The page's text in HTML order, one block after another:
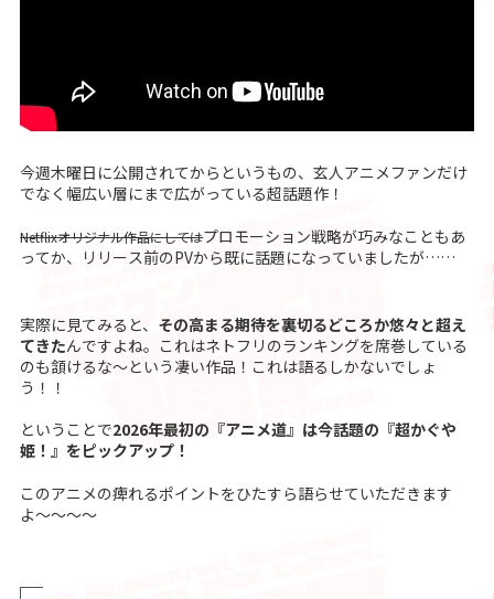
今週木曜日に公開されてからというもの、玄人アニメファンだけ
でなく幅広い層にまで広がっている超話題作！
Netflixオリジナル作品にしてはプロモーション戦略が巧みなこともあ
ってか、リリース前のPVから既に話題になっていましたが……
実際に見てみると、 その高まる期待を裏切るどころか悠々と超え
てきたんですよね。これはネトフリのランキングを席巻している
のも頷けるな〜という凄い作品！これは語るしかないでしょ
う！！
ということで2026年最初の『アニメ道』は今話題の『超かぐや
姫！』をピックアップ！
このアニメの痺れるポイントをひたすら語らせていただきます
よ〜〜〜〜